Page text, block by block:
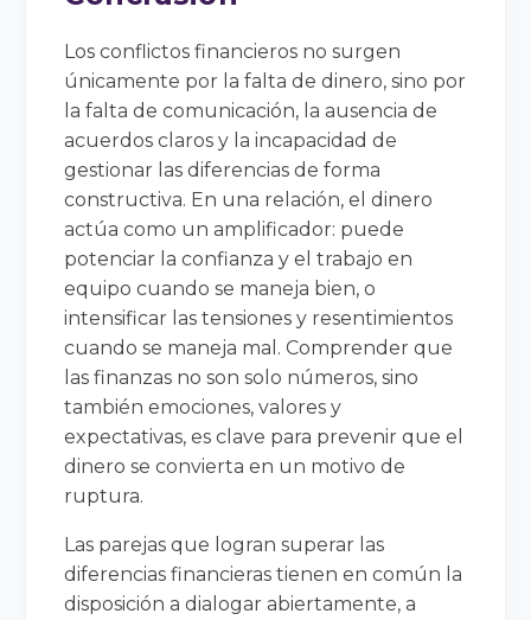
Los conflictos financieros no surgen
únicamente por la falta de dinero, sino por
la falta de comunicación, la ausencia de
acuerdos claros y la incapacidad de
gestionar las diferencias de forma
constructiva. En una relación, el dinero
actúa como un amplificador: puede
potenciar la confianza y el trabajo en
equipo cuando se maneja bien, o
intensificar las tensiones y resentimientos
cuando se maneja mal. Comprender que
las finanzas no son solo números, sino
también emociones, valores y
expectativas, es clave para prevenir que el
dinero se convierta en un motivo de
ruptura.
Las parejas que logran superar las
diferencias financieras tienen en común la
disposición a dialogar abiertamente, a